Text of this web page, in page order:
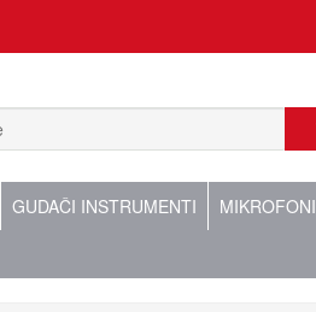
GUDAČI INSTRUMENTI MIKROFONI